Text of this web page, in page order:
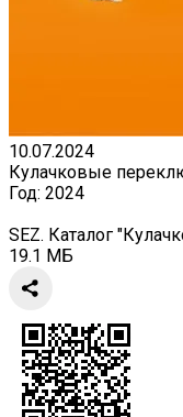
10.07.2024
Кулачковые
Год: 2024
SEZ. Каталог
19.1 МБ